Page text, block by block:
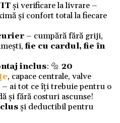
și verificare la livrare –
și confort total la fiecare
– cumpără fără griji,
fie cu cardul, fie în
inclus: 🔩 20
, capace centrale, valve
ai tot ce îți trebuie pentru o
și fără costuri ascunse!
și deductibil pentru